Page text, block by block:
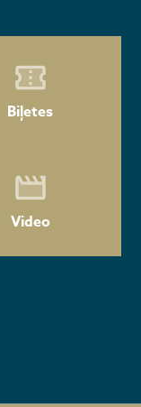
Biļetes
Video